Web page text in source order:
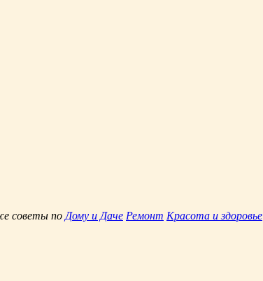
советы по Дому и Даче Ремонт Красота и здоровье